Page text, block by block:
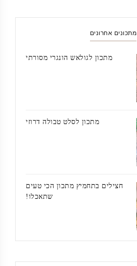
מתכונים אחרונים
מתכון לגולאש הונגרי מסורתי
מתכון לסלט טבולה דרוזי
חצילים בתחמיץ מתכון הכי טעים
שתאכלו!